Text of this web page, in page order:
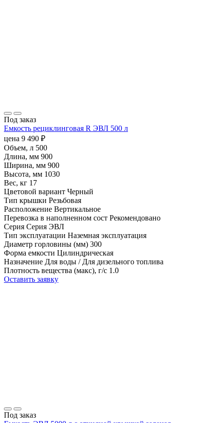
Под заказ
Емкость рециклинговая R ЭВЛ 500 л
цена 9 490 ₽
Объем, л 500
Длина, мм 900
Ширина, мм 900
Высота, мм 1030
Вес, кг 17
Цветовой вариант Черный
Тип крышки Резьбовая
Расположение Вертикальное
Перевозка в наполненном сост Рекомендовано
Серия Серия ЭВЛ
Тип эксплуатации Наземная эксплуатация
Диаметр горловины (мм) 300
Форма емкости Цилиндрическая
Назначение Для воды / Для дизельного топлива
Плотность вещества (макс), г/с 1.0
Оставить заявку
Под заказ